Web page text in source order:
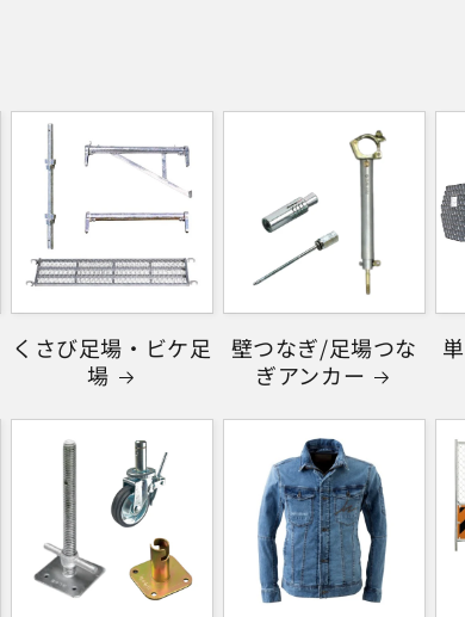
くさび足場・ビケ足
場
壁つなぎ/足場つな
ぎアンカー